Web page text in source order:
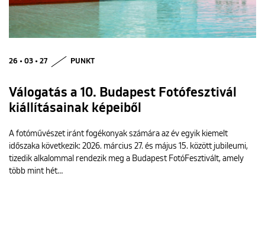
26 • 03 • 27 PUNKT
Válogatás a 10. Budapest Fotófesztivál
kiállításainak képeiből
A fotóművészet iránt fogékonyak számára az év egyik kiemelt
időszaka következik: 2026. március 27. és május 15. között jubileumi,
tizedik alkalommal rendezik meg a Budapest FotóFesztivált, amely
több mint hét…